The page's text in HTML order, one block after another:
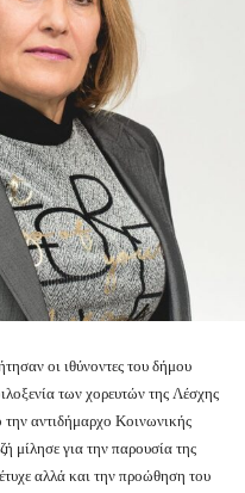
οι ιθύνοντες του δήμου
των χορευτών της Λέσχης
αντιδήμαρχο Κοινωνικής
μίλησε για την παρουσία της
αλλά και την προώθηση του